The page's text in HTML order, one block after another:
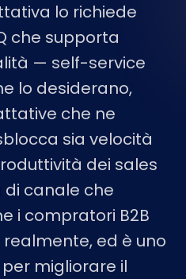
lo richiede
che supporta
— self-service
lo desiderano,
che ne
sia velocità
dei sales
di canale che
i compratori B2B
ed è uno
migliorare il